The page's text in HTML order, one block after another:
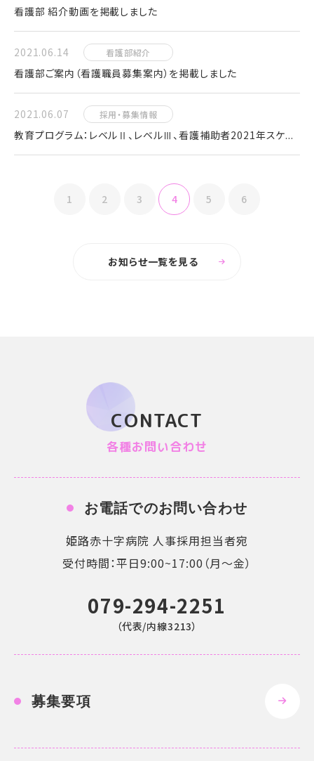
看護部 紹介動画を掲載しました
2021.06.14 看護部紹介
看護部ご案内（看護職員募集案内）を掲載しました
2021.06.07 採用・募集情報
教育プログラム：レベルⅡ、レベルⅢ、看護補助者2021年スケ...
1 2 3 4 5 6
お知らせ一覧を見る
CONTACT
各種お問い合わせ
お電話でのお問い合わせ
姫路赤十字病院 人事採用担当者宛
受付時間：平日9:00~17:00（月〜金）
079-294-2251
（代表/内線3213）
募集要項